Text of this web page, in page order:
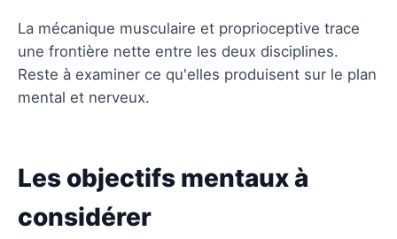
La mécanique musculaire et proprioceptive trace
une frontière nette entre les deux disciplines.
Reste à examiner ce qu'elles produisent sur le plan
mental et nerveux.
Les objectifs mentaux à
considérer